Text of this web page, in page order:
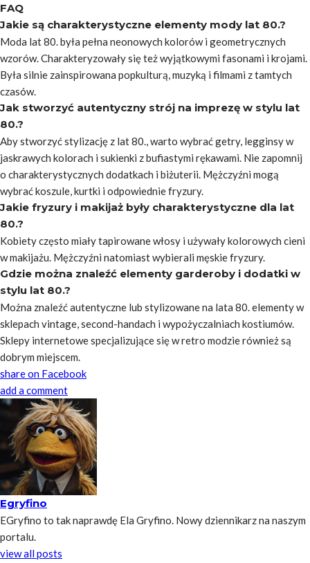
FAQ
Jakie są charakterystyczne elementy mody lat 80.?
Moda lat 80. była pełna neonowych kolorów i geometrycznych
wzorów. Charakteryzowały się też wyjątkowymi fasonami i krojami.
Była silnie zainspirowana popkulturą, muzyką i filmami z tamtych
czasów.
Jak stworzyć autentyczny strój na imprezę w stylu lat
80.?
Aby stworzyć stylizację z lat 80., warto wybrać getry, legginsy w
jaskrawych kolorach i sukienki z bufiastymi rękawami. Nie zapomnij
o charakterystycznych dodatkach i biżuterii. Mężczyźni mogą
wybrać koszule, kurtki i odpowiednie fryzury.
Jakie fryzury i makijaż były charakterystyczne dla lat
80.?
Kobiety często miały tapirowane włosy i używały kolorowych cieni
w makijażu. Mężczyźni natomiast wybierali męskie fryzury.
Gdzie można znaleźć elementy garderoby i dodatki w
stylu lat 80.?
Można znaleźć autentyczne lub stylizowane na lata 80. elementy w
sklepach vintage, second-handach i wypożyczalniach kostiumów.
Sklepy internetowe specjalizujące się w retro modzie również są
dobrym miejscem.
share on Facebook
add a comment
Egryfino
EGryfino to tak naprawdę Ela Gryfino. Nowy dziennikarz na naszym
portalu.
view all posts